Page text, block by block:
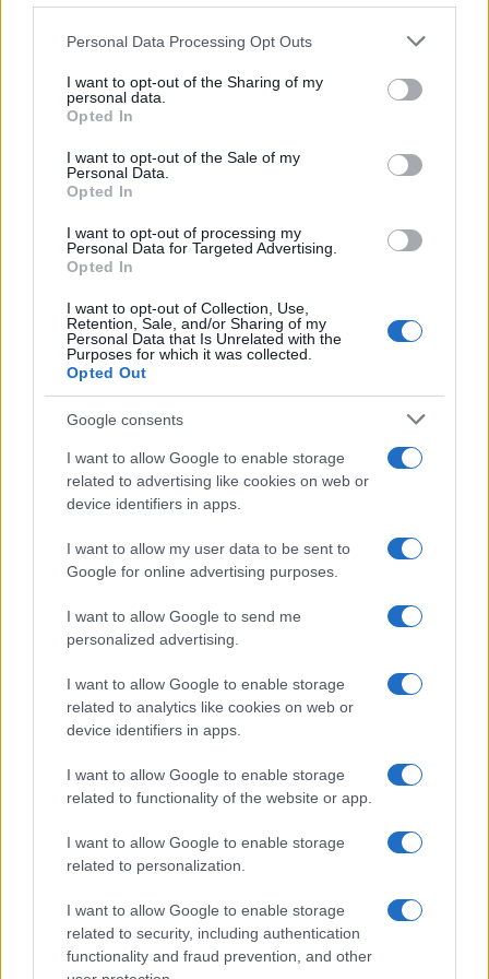
Please note that this website/app uses one or more Google
not limited to your visit or usage behaviour. You may click to
grant or deny consent to Google and its third-party tags to
use your data for below specified purposes in below Google
consent section.
Personal Data Processing Opt Outs
I want to opt-out of the Sharing of my
personal data.
Opted In
I want to opt-out of the Sale of my
Personal Data.
Opted In
I want to opt-out of processing my
Personal Data for Targeted Advertising.
Opted In
I want to opt-out of Collection, Use,
Retention, Sale, and/or Sharing of my
Personal Data that Is Unrelated with the
Purposes for which it was collected.
Opted Out
Google consents
I want to allow Google to enable storage
related to advertising like cookies on web or
device identifiers in apps.
I want to allow my user data to be sent to
Google for online advertising purposes.
I want to allow Google to send me
personalized advertising.
I want to allow Google to enable storage
related to analytics like cookies on web or
device identifiers in apps.
I want to allow Google to enable storage
related to functionality of the website or app.
I want to allow Google to enable storage
related to personalization.
I want to allow Google to enable storage
related to security, including authentication
functionality and fraud prevention, and other
A "PosiTivE - "Neked mi jót adott a megváltozott élethelyzet?"
elnevezésű fotópályázatot két kategóriában, hazai középiskolás
és magyar, illetve külföldi társegyetemek polgárainak hirdetik
Virtuális kiállítás mutatja be Magyarország értékeit
A kormány internetes kiállításon mutatja be a Magyarország
365 fotópályázat legjobb képeit - mondta a Miniszterelnöki
Feliratkozom a hírlevélre és elfogadom azadatvédelmi